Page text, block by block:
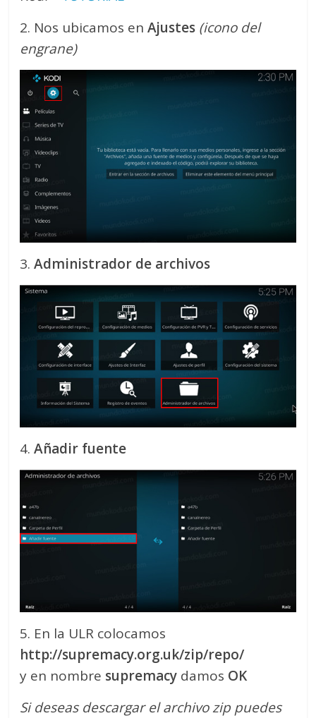
2. Nos ubicamos enAjustes (icono del
engrane)
3.Administrador de archivos
4.Añadir fuente
5. En la ULR colocamos
http://supremacy.org.uk/zip/repo/
y en nombre supremacy damos OK
Si deseas descargar el archivo zip puedes